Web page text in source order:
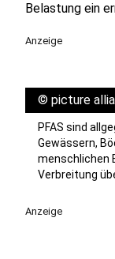
Belastung ein
Anzeige
© picture
PFAS sind
Gewässern,
menschlichen
Verbreitung
Anzeige